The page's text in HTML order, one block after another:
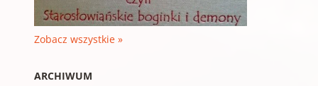
Zobacz wszystkie »
ARCHIWUM